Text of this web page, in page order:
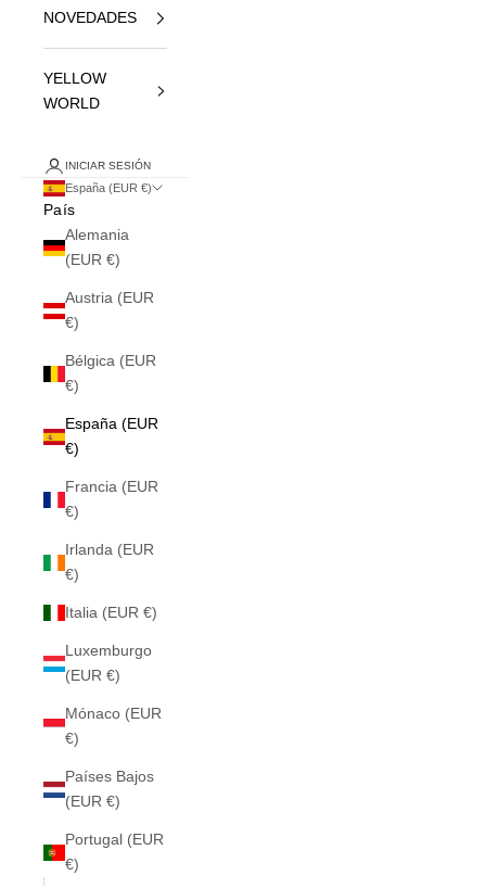
NOVEDADES
YELLOW
WORLD
INICIAR SESIÓN
España (EUR €)
País
Alemania
(EUR €)
Austria (EUR
€)
Bélgica (EUR
€)
España (EUR
€)
Francia (EUR
€)
Irlanda (EUR
€)
Italia (EUR €)
Luxemburgo
(EUR €)
Mónaco (EUR
€)
Países Bajos
(EUR €)
Portugal (EUR
€)